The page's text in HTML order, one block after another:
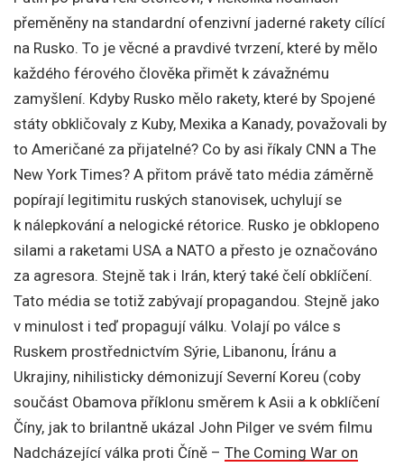
přeměněny na standardní ofenzivní jaderné rakety cílící
na Rusko. To je věcné a pravdivé tvrzení, které by mělo
každého férového člověka přimět k závažnému
zamyšlení. Kdyby Rusko mělo rakety, které by Spojené
státy obkličovaly z Kuby, Mexika a Kanady, považovali by
to Američané za přijatelné? Co by asi říkaly CNN a The
New York Times? A přitom právě tato média záměrně
popírají legitimitu ruských stanovisek, uchylují se
k nálepkování a nelogické rétorice. Rusko je obklopeno
silami a raketami USA a NATO a přesto je označováno
za agresora. Stejně tak i Irán, který také čelí obklíčení.
Tato média se totiž zabývají propagandou. Stejně jako
v minulost i teď propagují válku. Volají po válce s
Ruskem prostřednictvím Sýrie, Libanonu, Íránu a
Ukrajiny, nihilisticky démonizují Severní Koreu (coby
součást Obamova příklonu směrem k Asii a k obklíčení
Číny, jak to brilantně ukázal John Pilger ve svém filmu
Nadcházející válka proti Číně – The Coming War on